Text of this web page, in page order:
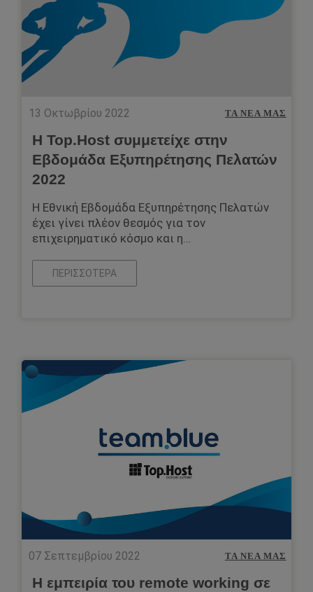
13 Οκτωβρίου 2022 ΤΑ ΝΈΑ ΜΑΣ
Η Top.Host συμμετείχε στην
Εβδομάδα Εξυπηρέτησης Πελατών
2022
Η Εθνική Εβδομάδα Εξυπηρέτησης Πελατών
έχει γίνει πλέον θεσμός για τον
επιχειρηματικό κόσμο και η…
ΠΕΡΙΣΣΌΤΕΡΑ
07 Σεπτεμβρίου 2022 ΤΑ ΝΈΑ ΜΑΣ
Η εμπειρία του remote working σε